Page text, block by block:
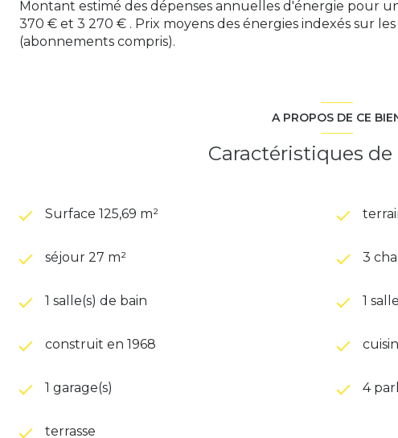
Montant estimé des dépenses annuelles d'énergie pour
370 € et 3 270 € . Prix moyens des énergies indexés sur
(abonnements compris).
A PROPOS DE CE
Caractéristiques de
Surface 125,69 m²
séjour 27 m² 3
1 salle(s) de bain 1
construit en 1968
1 garage(s) 4
terrasse